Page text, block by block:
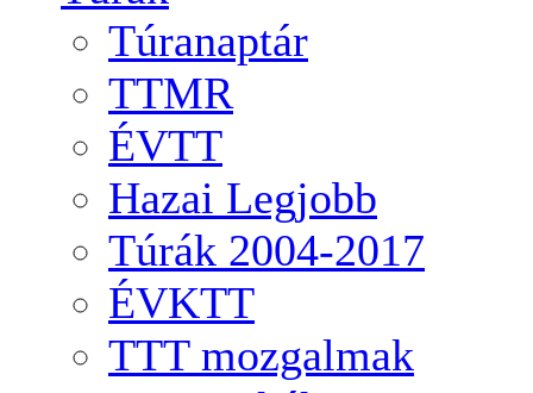
Túranaptár
TTMR
ÉVTT
Hazai Legjobb
Túrák 2004-2017
ÉVKTT
TTT mozgalmak